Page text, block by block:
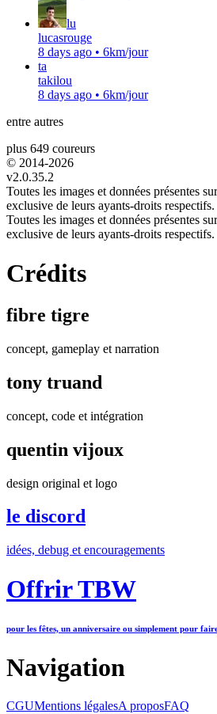
lu
lucasrouge
8 days ago • 6km/jour
ta
takilou
8 days ago • 6km/jour
entre autres
plus 649 coureurs
© 2014-2026
v2.0.35.2
Toutes les images et données présentes
exclusive de leurs ayants-droits respectifs.
Toutes les images et données présentes
exclusive de leurs ayants-droits respectifs.
Crédits
fibre tigre
concept, gameplay et narration
tony truand
concept, code et intégration
quentin vijoux
design original et logo
le discord
idées, debug et encouragements
Offrir TBW
pour les fêtes, un anniversaire ou simplement pour
Navigation
CGUMentions légalesA proposFAQ